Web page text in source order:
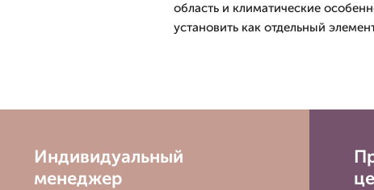
область и климатические
установить как отдельный
Индивидуальный
менеджер